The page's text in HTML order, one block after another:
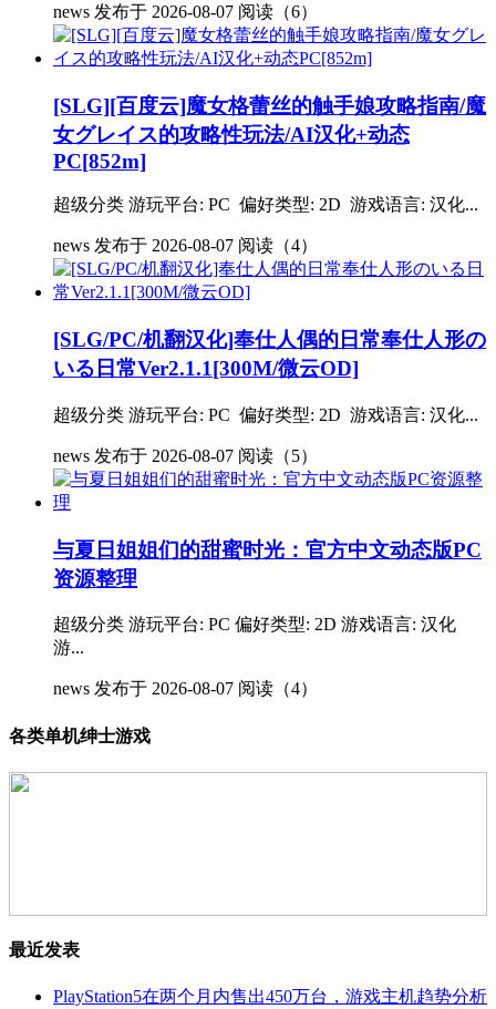
news 发布于 2026-08-07 阅读（6）
[SLG][百度云]魔女格蕾丝的触手娘攻略指南/魔
女グレイス的攻略性玩法/AI汉化+动态
PC[852m]
超级分类 游玩平台: PC 偏好类型: 2D 游戏语言: 汉化...
news 发布于 2026-08-07 阅读（4）
[SLG/PC/机翻汉化]奉仕人偶的日常奉仕人形の
いる日常Ver2.1.1[300M/微云OD]
超级分类 游玩平台: PC 偏好类型: 2D 游戏语言: 汉化...
news 发布于 2026-08-07 阅读（5）
与夏日姐姐们的甜蜜时光：官方中文动态版PC
资源整理
超级分类 游玩平台: PC 偏好类型: 2D 游戏语言: 汉化
游...
news 发布于 2026-08-07 阅读（4）
各类单机绅士游戏
最近发表
PlayStation5在两个月内售出450万台，游戏主机趋势分析